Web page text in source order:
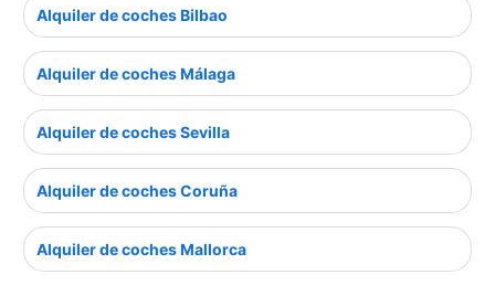
Alquiler de coches Bilbao
Alquiler de coches Málaga
Alquiler de coches Sevilla
Alquiler de coches Coruña
Alquiler de coches Mallorca